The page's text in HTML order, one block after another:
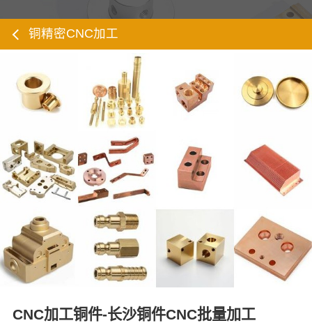
铜精密CNC加工
CNC加工铜件-长沙铜件CNC批量加工